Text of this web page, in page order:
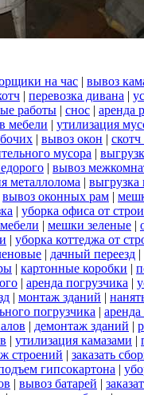
на час | вывоз
| перевозка дивана |
работы | снос | аренда
мебели | утилизация
| вывоз окон |
мусора |
| вывоз
металлолома | выгрузка
вывоз оконных рам |
| уборка офиса от
| мешки зеленые |
| уборка коттеджа от
| дачный переезд |
| картонные коробки |
| аренда погрузчика |
| монтаж зданий |
погрузчика |
| демонтаж зданий |
| утилизация камазами |
строений | заказать
гипсокартона |
| вывоз батарей |